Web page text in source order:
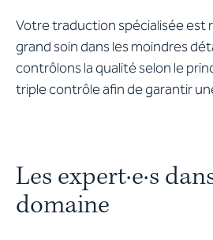
Votre traduction spécialisée est
grand soin dans les moindres
contrôlons la qualité selon le
triple contrôle afin de garantir
Les expert·e·s
domaine